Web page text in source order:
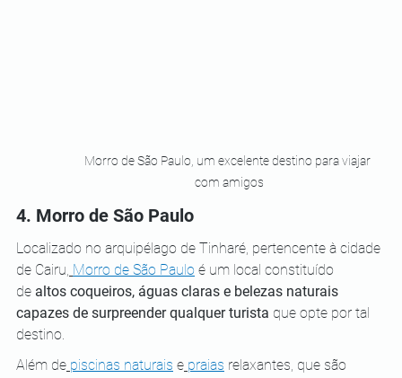
Morro de São Paulo, um excelente destino para viajar
com amigos
4. Morro de São Paulo
Localizado no arquipélago de Tinharé, pertencente à cidade
de Cairu, Morro de São Paulo é um local constituído
de altos coqueiros, águas claras e belezas naturais
capazes de surpreender qualquer turista que opte por tal
destino.
Além de piscinas naturais e praias relaxantes, que são